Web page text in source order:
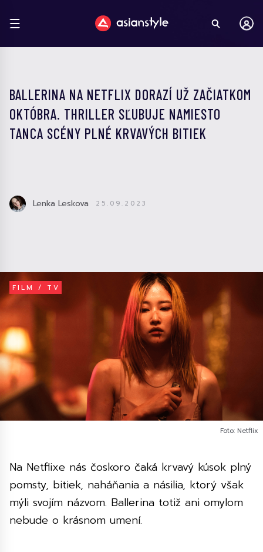
BALLERINA NA NETFLIX DORAZÍ UŽ ZAČIATKOM
OKTÓBRA. THRILLER SĽUBUJE NAMIESTO
TANCA SCÉNY PLNÉ KRVAVÝCH BITIEK
Lenka Leskova 25.09.2023
FILM / TV
Foto: Netflix
Na Netflixe nás čoskoro čaká krvavý kúsok plný
pomsty, bitiek, naháňania a násilia, ktorý však
mýli svojím názvom. Ballerina totiž ani omylom
nebude o krásnom umení.